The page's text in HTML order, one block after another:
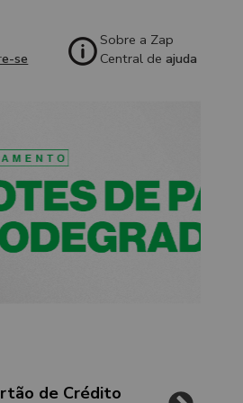
se
Sobre a Zap
Central deajuda
de Crédito